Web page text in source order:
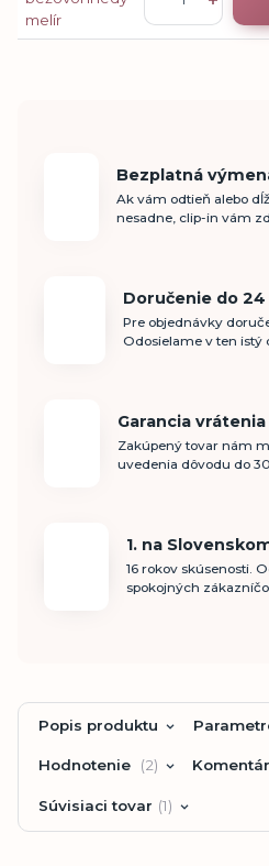
Bezplatná
Ak vám odtieň alebo
nesadne, clip-in vám
Doručenie do
Pre objednávky
Odosielame v ten istý
Garancia
Zakúpený tovar nám
uvedenia dôvodu do
1. na
16 rokov skúsenosti.
spokojných
Popis produktu
Hodnotenie 2
Súvisiaci tovar 1